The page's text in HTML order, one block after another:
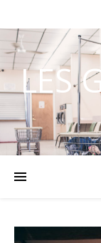
LES